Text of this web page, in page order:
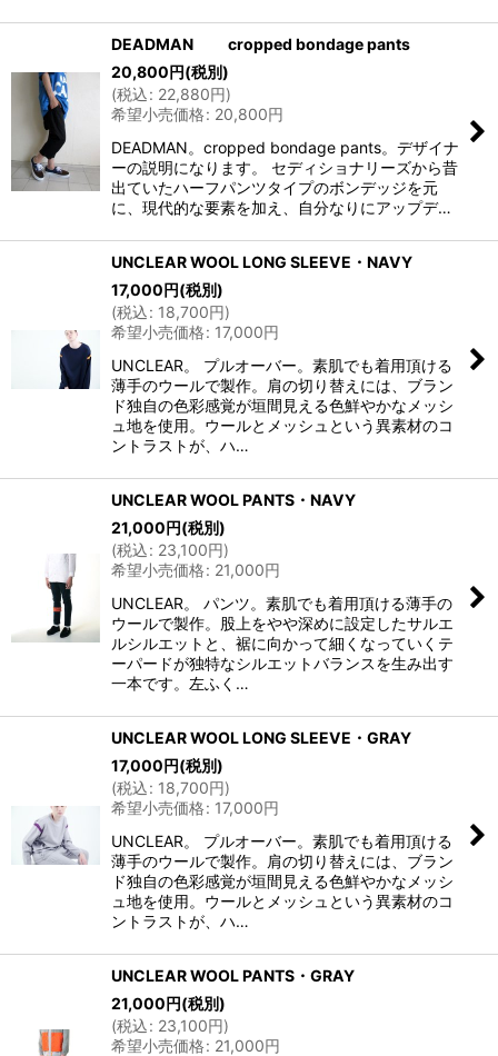
DEADMAN cropped bondage pants
20,800円(税別)
(税込: 22,880円)
希望小売価格: 20,800円
DEADMAN。cropped bondage pants。デザイナ
ーの説明になります。 セディショナリーズから昔
出ていたハーフパンツタイプのボンデッジを元
に、現代的な要素を加え、自分なりにアップデ…
UNCLEAR WOOL LONG SLEEVE・NAVY
17,000円(税別)
(税込: 18,700円)
希望小売価格: 17,000円
UNCLEAR。 プルオーバー。素肌でも着用頂ける
薄手のウールで製作。肩の切り替えには、ブラン
ド独自の色彩感覚が垣間見える色鮮やかなメッシ
ュ地を使用。ウールとメッシュという異素材のコ
ントラストが、ハ…
UNCLEAR WOOL PANTS・NAVY
21,000円(税別)
(税込: 23,100円)
希望小売価格: 21,000円
UNCLEAR。 パンツ。素肌でも着用頂ける薄手の
ウールで製作。股上をやや深めに設定したサルエ
ルシルエットと、裾に向かって細くなっていくテ
ーパードが独特なシルエットバランスを生み出す
一本です。左ふく…
UNCLEAR WOOL LONG SLEEVE・GRAY
17,000円(税別)
(税込: 18,700円)
希望小売価格: 17,000円
UNCLEAR。 プルオーバー。素肌でも着用頂ける
薄手のウールで製作。肩の切り替えには、ブラン
ド独自の色彩感覚が垣間見える色鮮やかなメッシ
ュ地を使用。ウールとメッシュという異素材のコ
ントラストが、ハ…
UNCLEAR WOOL PANTS・GRAY
21,000円(税別)
(税込: 23,100円)
希望小売価格: 21,000円